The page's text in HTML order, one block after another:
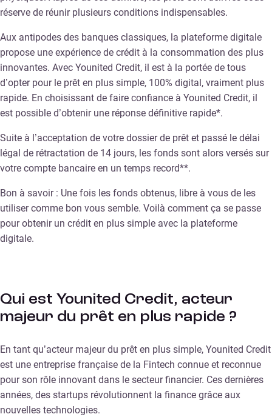
réserve de réunir plusieurs conditions indispensables.
Aux antipodes des banques classiques, la plateforme digitale
propose une expérience de crédit à la consommation des plus
innovantes. Avec Younited Credit, il est à la portée de tous
d’opter pour le prêt en plus simple, 100% digital, vraiment plus
rapide. En choisissant de faire confiance à Younited Credit, il
est possible d’obtenir une réponse définitive rapide*.
Suite à l’acceptation de votre dossier de prêt et passé le délai
légal de rétractation de 14 jours, les fonds sont alors versés sur
votre compte bancaire en un temps record**.
Bon à savoir : Une fois les fonds obtenus, libre à vous de les
utiliser comme bon vous semble. Voilà comment ça se passe
pour obtenir un crédit en plus simple avec la plateforme
digitale.
Qui est Younited Credit, acteur
majeur du prêt en plus rapide ?
En tant qu’acteur majeur du prêt en plus simple, Younited Credit
est une entreprise française de la Fintech connue et reconnue
pour son rôle innovant dans le secteur financier. Ces dernières
années, des startups révolutionnent la finance grâce aux
nouvelles technologies.